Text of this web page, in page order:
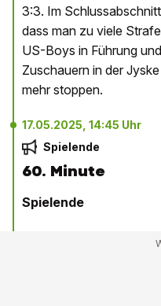
3:3. Im
dass man zu viele
US-Boys in Führung
Zuschauern in der
mehr stoppen.
17.05.2025, 14:45 Uhr
Spielende
60. Minute
Spielende